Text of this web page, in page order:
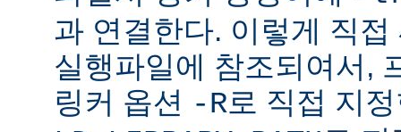
과 연결한다. 이렇게 직
실행파일에 참조되여서,
링커 옵션 -R로 직접 지